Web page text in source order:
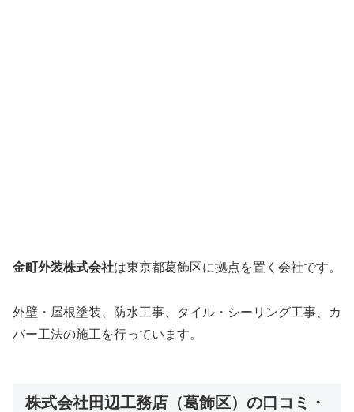
金町外装株式会社は東京都葛飾区に拠点を置く会社です。
外壁・屋根塗装、防水工事、タイル・シーリング工事、カ
バー工法の施工を行っています。
株式会社田辺工務店（葛飾区）の口コミ・